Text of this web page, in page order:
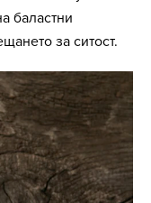
баластни
за ситост.